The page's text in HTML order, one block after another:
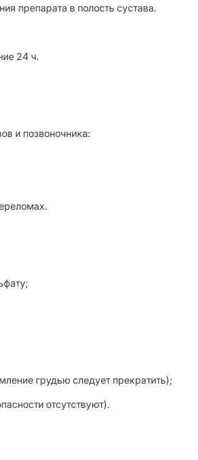
препарата в полость сустава.
24 ч.
и позвоночника:
грудью следует прекратить);
отсутствуют).